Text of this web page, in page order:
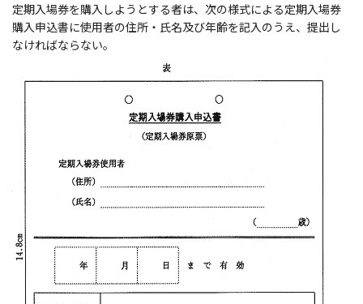
定期入場券を購入しようとする者は、次の様式による定期入場券
購入申込書に使用者の住所・氏名及び年齢を記入のうえ、提出し
なければならない。